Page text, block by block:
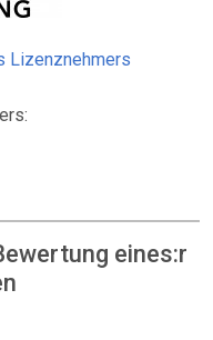
Lizenznehmers
eines:r